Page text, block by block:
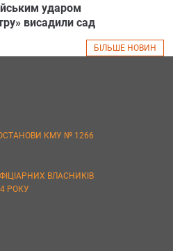
ударом
висадили сад
БІЛЬШЕ НОВИН
КМУ № 1266
ВЛАСНИКІВ
РОКУ